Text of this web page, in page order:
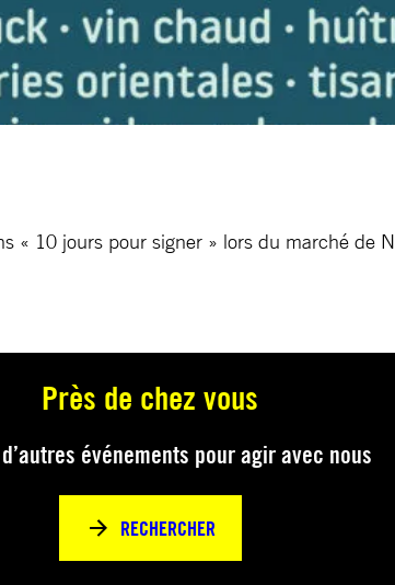
« 10 jours pour signer » lors du marché de
Près de chez vous
événements pour agir avec nous
RECHERCHER